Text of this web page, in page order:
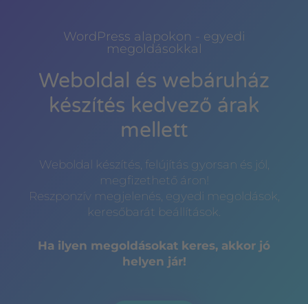
WordPress alapokon - egyedi
megoldásokkal
Weboldal és webáruház
készítés kedvező árak
mellett
Weboldal készítés, felújítás gyorsan és jól,
megfizethető áron!
Reszponzív megjelenés, egyedi megoldások,
keresőbarát beállítások.
Ha ilyen megoldásokat keres, akkor jó
helyen jár!